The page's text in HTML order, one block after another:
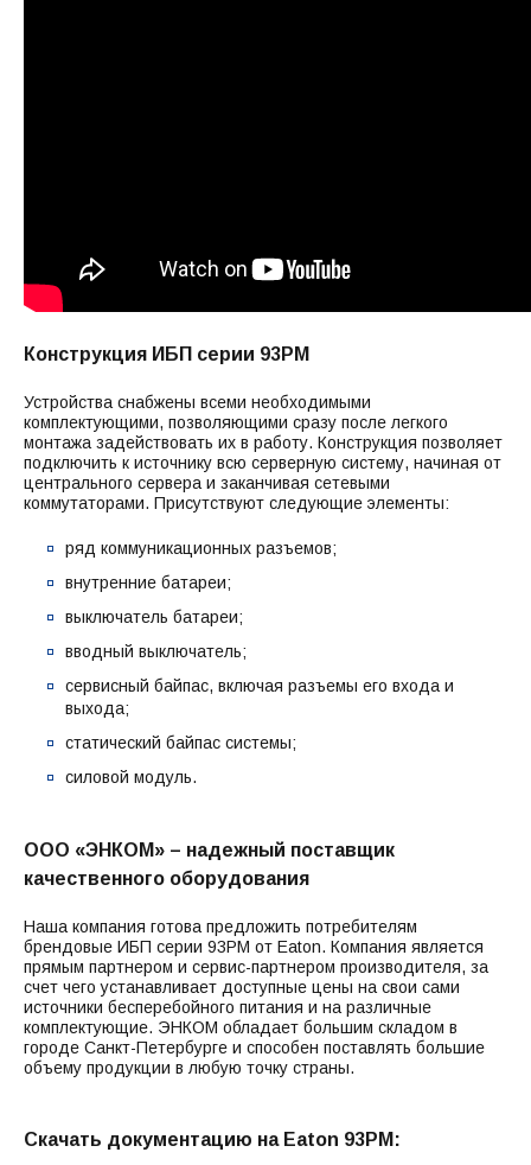
Конструкция ИБП серии 93PM
Устройства снабжены всеми необходимыми
комплектующими, позволяющими сразу после легкого
монтажа задействовать их в работу. Конструкция позволяет
подключить к источнику всю серверную систему, начиная от
центрального сервера и заканчивая сетевыми
коммутаторами. Присутствуют следующие элементы:
ряд коммуникационных разъемов;
внутренние батареи;
выключатель батареи;
вводный выключатель;
сервисный байпас, включая разъемы его входа и
выхода;
статический байпас системы;
силовой модуль.
ООО «ЭНКОМ» – надежный поставщик
качественного оборудования
Наша компания готова предложить потребителям
брендовые ИБП серии 93PM от Eaton. Компания является
прямым партнером и сервис-партнером производителя, за
счет чего устанавливает доступные цены на свои сами
источники бесперебойного питания и на различные
комплектующие. ЭНКОМ обладает большим складом в
городе Санкт-Петербурге и способен поставлять большие
объему продукции в любую точку страны.
Скачать документацию на Eaton 93PM: